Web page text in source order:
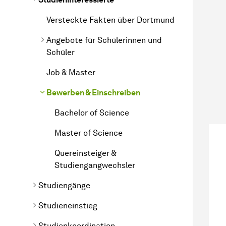
Versteckte Fakten über Dortmund
Angebote für Schülerinnen und
Schüler
Job & Master
Bewerben & Einschreiben
Bachelor of Science
Master of Science
Quereinsteiger &
Studiengangwechsler
Studiengänge
Studieneinstieg